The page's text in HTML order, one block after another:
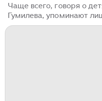
Чаще всего, говоря о
Гумилева, упоминают
Николаевича Гумилева,